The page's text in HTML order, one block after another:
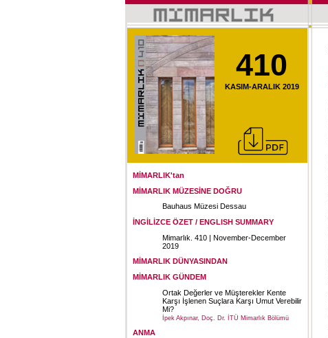
410
KASIM-ARALIK 2019
MİMARLIK'tan
MİMARLIK MÜZESİNE DOĞRU
Bauhaus Müzesi Dessau
İNGİLİZCE ÖZET / ENGLISH SUMMARY
Mimarlık. 410 | November-December
2019
MİMARLIK DÜNYASINDAN
MİMARLIK GÜNDEM
Ortak Değerler ve Müşterekler Kente
Karşı İşlenen Suçlara Karşı Umut Verebilir
Mi?
İpek Akpınar, Doç. Dr. İTÜ Mimarlık Bölümü
ANMA